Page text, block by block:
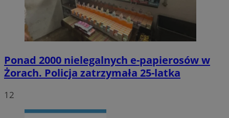
Ponad 2000 nielegalnych e-papierosów w
Żorach. Policja zatrzymała 25-latka
12